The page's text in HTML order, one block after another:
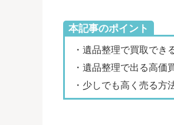
本記事のポイント
・遺品整理で買取でき
・遺品整理で出る高価
・少しでも高く売る方